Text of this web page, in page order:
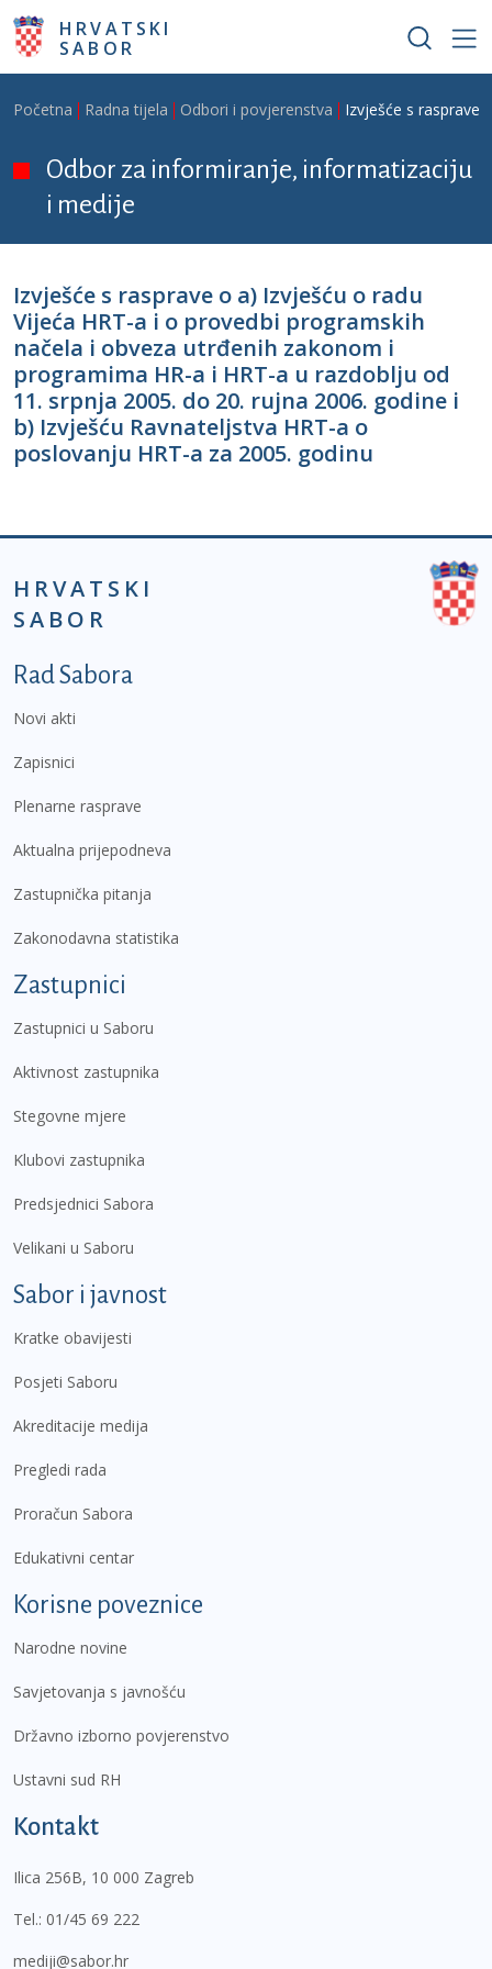
Skoči na glavni sadržaj
HRVATSKI
SABOR
Breadcrumb
Početna Radna tijela Odbori i povjerenstva Izvješće s rasprave
Odbor za informiranje, informatizaciju
i medije
Izvješće s rasprave o a) Izvješću o radu
Vijeća HRT-a i o provedbi programskih
načela i obveza utrđenih zakonom i
programima HR-a i HRT-a u razdoblju od
11. srpnja 2005. do 20. rujna 2006. godine i
b) Izvješću Ravnateljstva HRT-a o
poslovanju HRT-a za 2005. godinu
HRVATSKI
SABOR
Podnožje prvi izbornik
Rad Sabora
Novi akti
Zapisnici
Plenarne rasprave
Aktualna prijepodneva
Zastupnička pitanja
Zakonodavna statistika
Zastupnici
Zastupnici u Saboru
Aktivnost zastupnika
Stegovne mjere
Klubovi zastupnika
Predsjednici Sabora
Velikani u Saboru
Sabor i javnost
Kratke obavijesti
Posjeti Saboru
Akreditacije medija
Pregledi rada
Proračun Sabora
Edukativni centar
Korisne poveznice
Narodne novine
Savjetovanja s javnošću
Državno izborno povjerenstvo
Ustavni sud RH
Kontakt
Ilica 256B, 10 000 Zagreb
Tel.: 01/45 69 222
mediji@sabor.hr